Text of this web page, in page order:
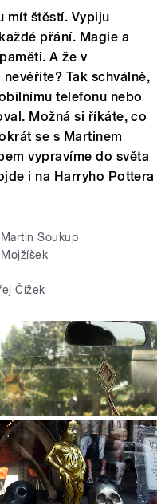
mít štěstí. Vypiju
přání. Magie a
A že v
Tak schválně,
telefonu nebo
Možná si říkáte, co
se s Martinem
vypravíme do světa
i na Harryho Pottera
Soukup
Čížek